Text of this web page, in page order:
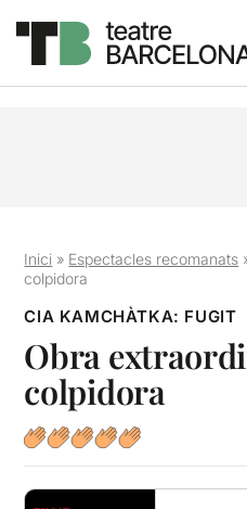
Inici » Espectacles recomanats
colpidora
CIA KAMCHÀTKA: FUGIT
Obra
colpidora